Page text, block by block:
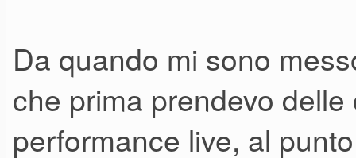
Da quando mi sono
che prima prendevo
performance live, al